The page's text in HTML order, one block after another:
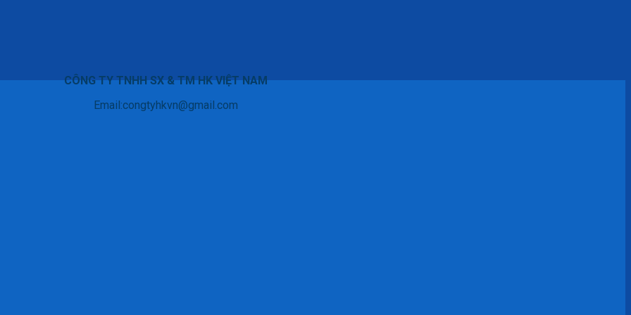
CÔNG TY TNHH SX & TM HK VIỆT NAM
Email:congtyhkvn@gmail.com